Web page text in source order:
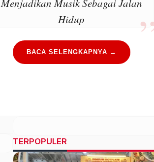
Menjadikan Musik Sebagai Jalan
Hidup
BACA SELENGKAPNYA →
TERPOPULER